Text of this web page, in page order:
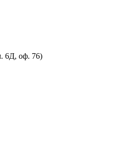
6Д, оф. 76)